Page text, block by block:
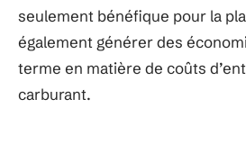
seulement bénéfique pour la
également générer des
terme en matière de coûts
carburant.